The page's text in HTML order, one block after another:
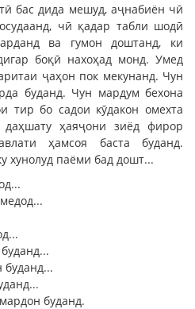
бас дида мешуд, аҷнабиён чӣ
чӣ қадар табли шодӣ
ва гумон доштанд, ки
боқӣ нахоҳад монд. Умед
ҷаҳон пок мекунанд. Чун
буданд. Чун мардум бехона
тир бо садои кӯдакон омехта
ҳаяҷони зиёд фирор
ҳамсоя баста буданд.
хунолуд паёми бад дошт...
буданд...
буданд.